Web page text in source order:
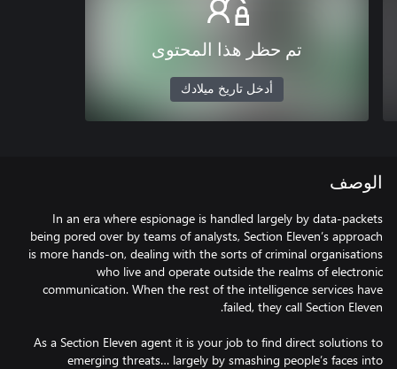
تم حظر هذا المحتوى
أدخل تاريخ ميلادك
الوصف
In an era where espionage is handled largely by data-packets
being pored over by teams of analysts, Section Eleven’s approach
is more hands-on, dealing with the sorts of criminal organisations
who live and operate outside the realms of electronic
communication. When the rest of the intelligence services have
As a Section Eleven agent it is your job to find direct solutions to
emerging threats… largely by smashing people’s faces into